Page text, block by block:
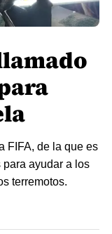
FIFA, de la que es
ayudar a los
terremotos.